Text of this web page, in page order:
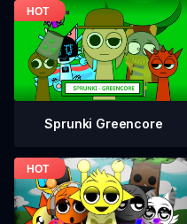
Sprunki Greencore